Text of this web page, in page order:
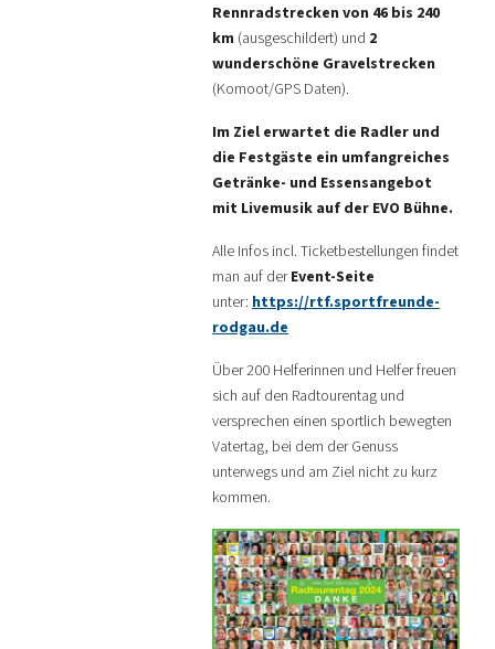
Rennradstrecken von 46 bis 240
km (ausgeschildert) und 2
wunderschöne Gravelstrecken
(Komoot/GPS Daten).
Im Ziel erwartet die Radler und
die Festgäste ein umfangreiches
Getränke- und Essensangebot
mit Livemusik auf der EVO Bühne.
Alle Infos incl. Ticketbestellungen findet
man auf derEvent-Seite
unter: https://rtf.sportfreunde-
rodgau.de
Über 200 Helferinnen und Helfer freuen
sich auf den Radtourentag und
versprechen einen sportlich bewegten
Vatertag, bei dem der Genuss
unterwegs und am Ziel nicht zu kurz
kommen.